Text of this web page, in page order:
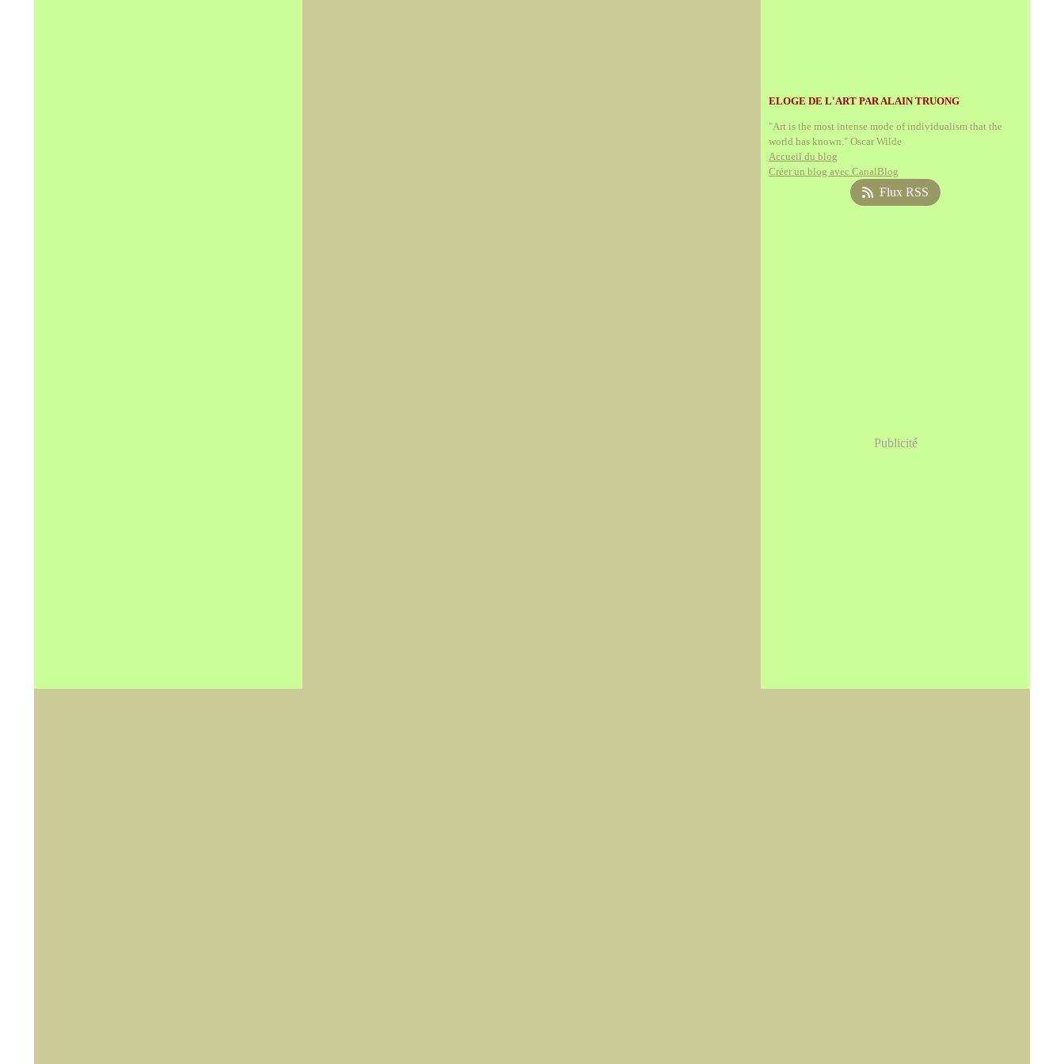
ELOGE DE L'ART PAR ALAIN TRUONG
"Art is the most intense mode of individualism that the
world has known." Oscar Wilde
Accueil du blog
Créer un blog avec CanalBlog
Flux RSS
Publicité